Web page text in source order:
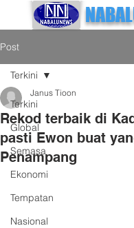
Post
Terkini
Global
Semasa
Ekonomi
Tempatan
Nasional
Terkini
Rekod terbaik di
pasti Ewon buat
Penampang
Janus Tioon